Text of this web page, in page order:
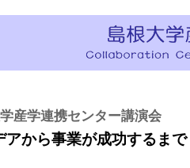
産学連携センター講演会
から事業が成功するまで